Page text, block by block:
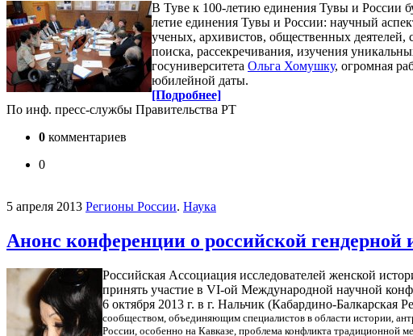
В Туве к 100-летию единения Тувы и России
летие единения Тувы и России: научный
ученых, архивистов, общественных деятелей,
поиска, рассекречивания, изучения
госуниверситета Ольга Хомушку, огромная
юбилейной даты.
[Подробнее]
По инф. пресс-службы Правительства РТ
0 комментариев
0
5 апреля 2013 Регионы России. Наука
Анонс конференции о российской гендерной
Российская Ассоциация исследователей женской
принять участие в VI-ой Международной научной
6 октября 2013 г. в г. Нальчик (Кабардино-Балкарская
сообществом, объединяющим специалистов в области истории,
России, особенно на Кавказе, проблема конфликта традиционной